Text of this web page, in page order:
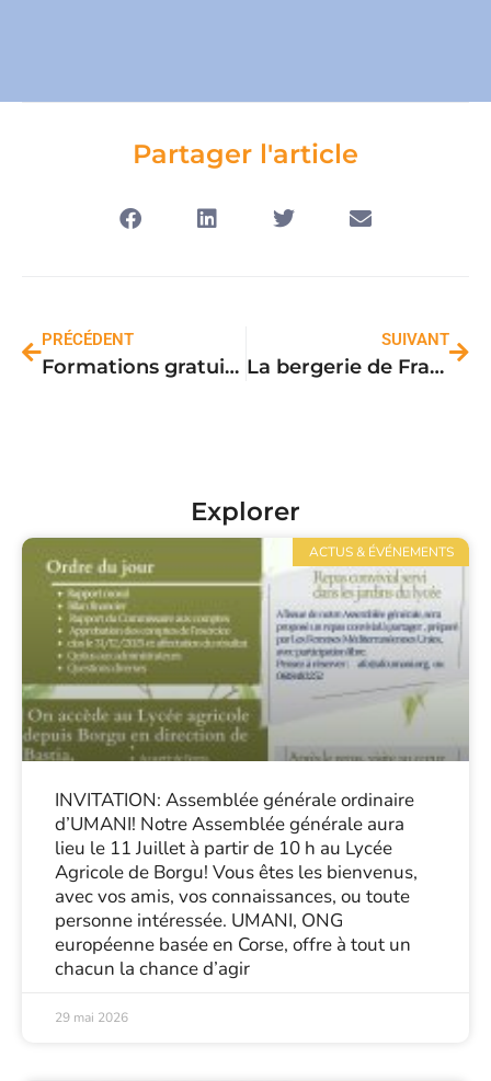
Partager l'article
PRÉCÉDENT
Formations gratuites – Diventemu artigiani di Nòviulenza – Le programme!
SUIVANT
La bergerie de Frassigna, lieu emblématique de la fabrication du Calinzanincu, a besoin de notre soutien. Aidons Sandrine et Aude à lui donner un nouveau souffle!
Explorer
ACTUS & ÉVÉNEMENTS
INVITATION: Assemblée générale ordinaire
d’UMANI! Notre Assemblée générale aura
lieu le 11 Juillet à partir de 10 h au Lycée
Agricole de Borgu! Vous êtes les bienvenus,
avec vos amis, vos connaissances, ou toute
personne intéressée. UMANI, ONG
européenne basée en Corse, offre à tout un
chacun la chance d’agir
29 mai 2026